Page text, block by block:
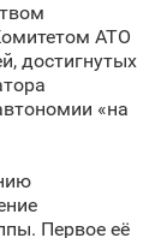
АТО
достигнутых
«на
Первое её